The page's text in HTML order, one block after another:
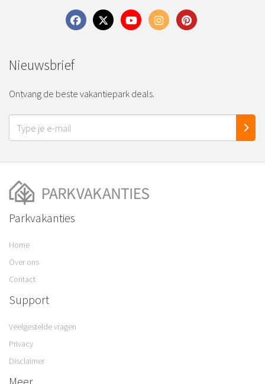
Nieuwsbrief
Ontvang de beste vakantiepark deals.
Parkvakanties
Home
Over ons
Contact
Support
Veelgestelde vragen
Privacy
Disclaimer